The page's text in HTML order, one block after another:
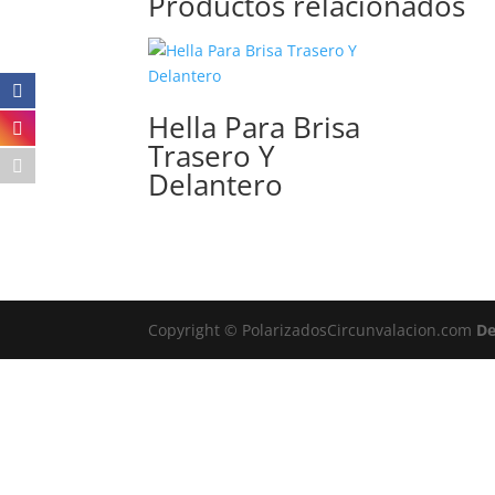
Hella Para Brisa
Trasero Y
Delantero
Copyright © PolarizadosCircunvalacion.com